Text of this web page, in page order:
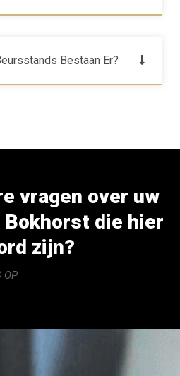
Bestaan Er?
vragen over uw
Bokhorst die hier
zijn?
OP